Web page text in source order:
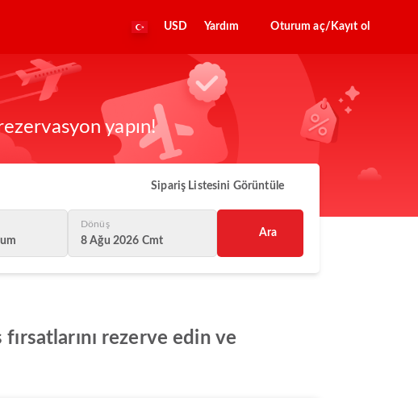
USD Yardım Oturum aç/Kayıt ol
yapın!
Sipariş Listesini Görüntüle
Dönüş
8 Ağu 2026 Cmt
Ara
rezerve edin ve